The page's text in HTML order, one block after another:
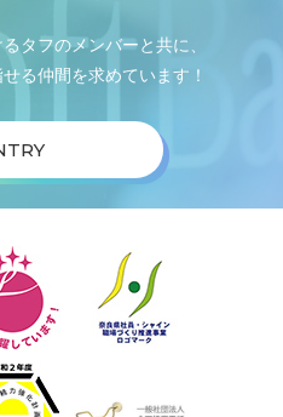
タフのメンバーと共に、
る仲間を求めています！